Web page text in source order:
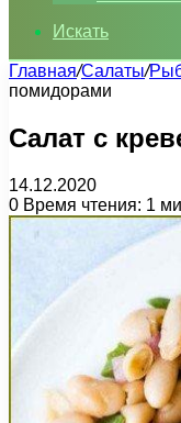
Искать
Главная/Салаты/
помидорами
Салат с
14.12.2020
0 Время чтения: 1